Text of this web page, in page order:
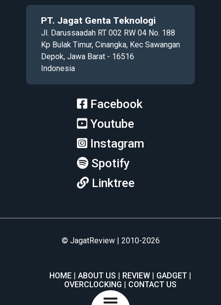
PT. Jagat Genta Teknologi
Jl. Darussaadah RT 002 RW 04 No. 188
Kp Bulak Timur, Cinangka, Kec Sawangan
Depok, Jawa Barat - 16516
Indonesia
Facebook
Youtube
Instagram
Spotify
Linktree
© JagatReview | 2010-2026
HOME ABOUT US REVIEW
GADGET
OVERCLOCKING
CONTACT US